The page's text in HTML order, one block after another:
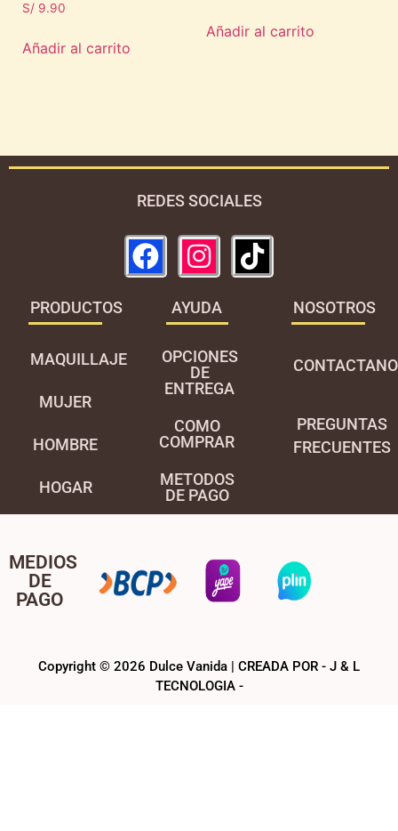
S/ 9.90
Añadir al carrito
Añadir al carrito
REDES SOCIALES
PRODUCTOS
MAQUILLAJE
MUJER
HOMBRE
HOGAR
AYUDA
OPCIONES
DE
ENTREGA
COMO
COMPRAR
METODOS
DE PAGO
NOSOTROS
PREGUNTAS
FRECUENTES
MEDIOS
DE
PAGO
Copyright © 2026 Dulce Vanida | CREADA POR - J & L
TECNOLOGIA -